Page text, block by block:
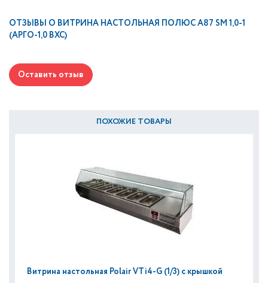
ОТЗЫВЫ О ВИТРИНА НАСТОЛЬНАЯ ПОЛЮС А87 SM 1,0-1
(АРГО-1,0 ВХС)
Оставить отзыв
ПОХОЖИЕ ТОВАРЫ
Витрина настольная Polair VTi4-G (1/3) с крышкой